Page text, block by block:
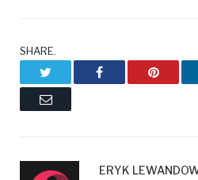
SHARE.
TwitterFacebook
Email
ERYK